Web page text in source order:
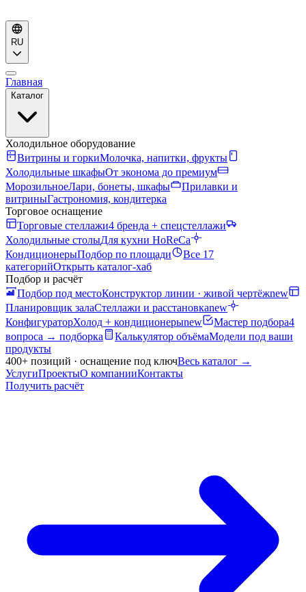
RU
Главная
Каталог
Холодильное оборудование
Витрины и горкиМолочка, напитки, фрукты
Холодильные шкафыОт эконома до премиум
МорозильноеЛари, бонеты, шкафы
Прилавки и
витриныГастрономия, кондитерка
Торговое оснащение
Торговые стеллажи4 бренда + спецстеллажи
Холодильные столыДля кухни HoReCa
КондиционерыПодбор по площади
Все 17
категорийОткрыть каталог-хаб
Подбор и расчёт
Подбор под местоКонструктор линии · живой чертёжnew
Планировщик залаСтеллажи и расстановкаnew
КонфигураторХолод + кондиционерыnew Мастер подбора4
вопроса → подборка
Калькулятор объёмаМодели под ваши
продукты
400+ позиций · оснащение под ключВесь каталог →
УслугиПроектыО компанииКонтакты
Получить расчёт